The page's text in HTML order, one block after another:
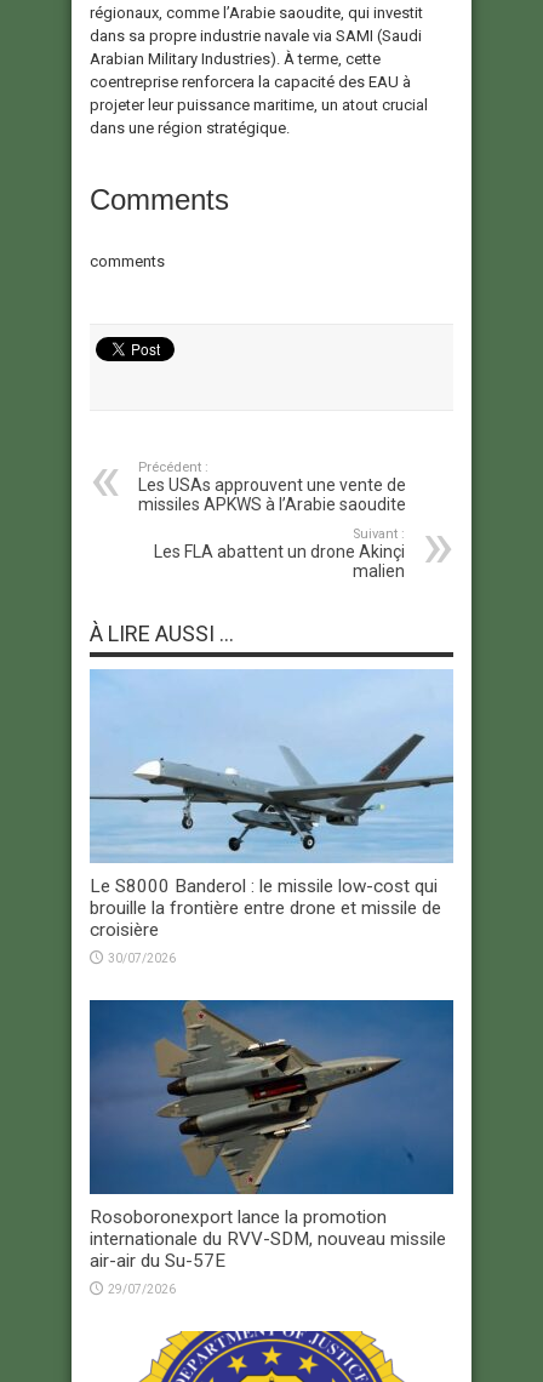
régionaux, comme l’Arabie saoudite, qui investit
dans sa propre industrie navale via SAMI (Saudi
Arabian Military Industries). À terme, cette
coentreprise renforcera la capacité des EAU à
projeter leur puissance maritime, un atout crucial
dans une région stratégique.
Comments
comments
Précédent :
Les USAs approuvent une vente de
missiles APKWS à l’Arabie saoudite
Suivant :
Les FLA abattent un drone Akinçi
malien
À LIRE AUSSI ...
Le S8000 Banderol : le missile low-cost qui
brouille la frontière entre drone et missile de
croisière
30/07/2026
Rosoboronexport lance la promotion
internationale du RVV-SDM, nouveau missile
air-air du Su-57E
29/07/2026